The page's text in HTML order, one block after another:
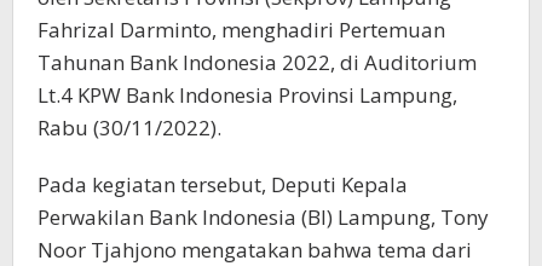
Fahrizal Darminto, menghadiri Pertemuan
Tahunan Bank Indonesia 2022, di Auditorium
Lt.4 KPW Bank Indonesia Provinsi Lampung,
Rabu (30/11/2022).
Pada kegiatan tersebut, Deputi Kepala
Perwakilan Bank Indonesia (BI) Lampung, Tony
Noor Tjahjono mengatakan bahwa tema dari